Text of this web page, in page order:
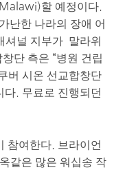
할 예정이다.
난한 나라의 장애 어
셔널 지부가 말라위
단 측은 “병원 건립
버 시온 선교합창단
. 무료로 진행되던
참여한다. 브라이언
같은 많은 워십송 작